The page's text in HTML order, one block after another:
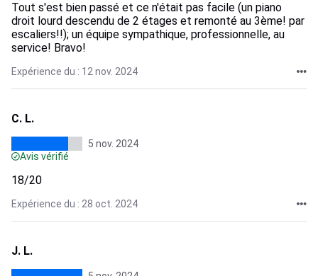
Tout s'est bien passé et ce n'était pas facile (un piano
droit lourd descendu de 2 étages et remonté au 3ème! par
escaliers!!); un équipe sympathique, professionnelle, au
service! Bravo!
Expérience du : 12 nov. 2024
C. L.
5 nov. 2024
Avis vérifié
18/20
Expérience du : 28 oct. 2024
J. L.